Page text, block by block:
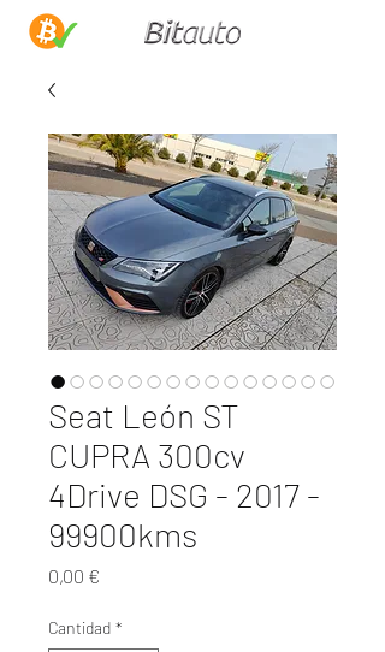
Seat León ST
CUPRA 300cv
4Drive DSG - 2017 -
99900kms
0,00 €
Cantidad *